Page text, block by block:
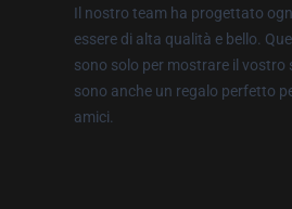
Il nostro team ha progettato
essere di alta qualità e bello.
sono solo per mostrare il vostro
sono anche un regalo perfetto
amici.